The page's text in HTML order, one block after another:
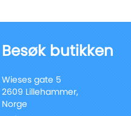
Besøk butikken
Wieses gate 5
2609 Lillehammer,
Norge